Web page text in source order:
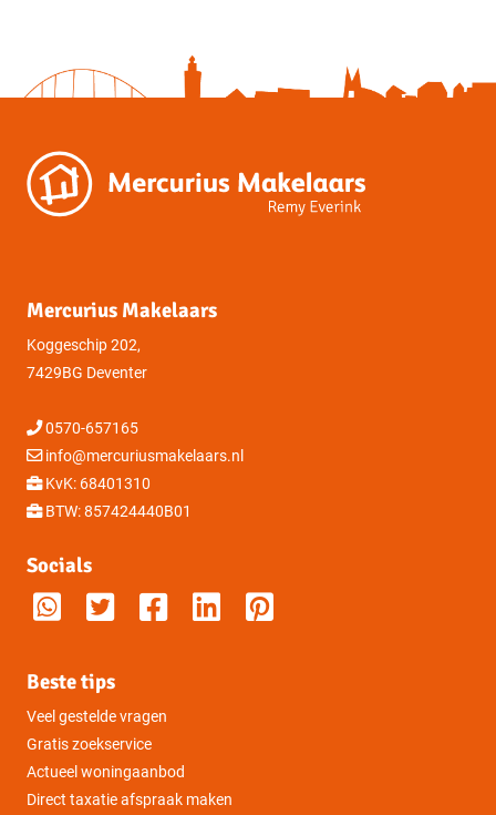
Mercurius Makelaars
Koggeschip 202,
7429BG Deventer
0570-657165
info@mercuriusmakelaars.nl
KvK: 68401310
BTW: 857424440B01
Socials
Beste tips
Veel gestelde vragen
Gratis zoekservice
Actueel woningaanbod
Direct taxatie afspraak maken